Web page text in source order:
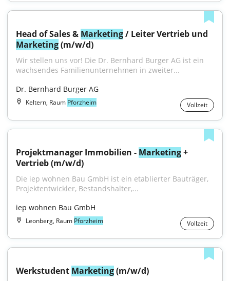
Head of Sales & Marketing
Marketing (m/w/d)
Wir stellen uns vor! Die Dr. Bernhard Burger AG ist ein
wachsendes Familienunternehmen in zweiter...
Dr. Bernhard Burger AG
Keltern, Raum Pforzheim Vollzeit
Projektmanager Immobilien - Marketing +
Vertrieb (m/w/d)
Die iep wohnen Bau GmbH ist ein etablierter Bauträger,
Projektentwickler, Bestandshalter,...
iep wohnen Bau GmbH
Leonberg, Raum Pforzheim Vollzeit
Werkstudent Marketing (m/w/d)